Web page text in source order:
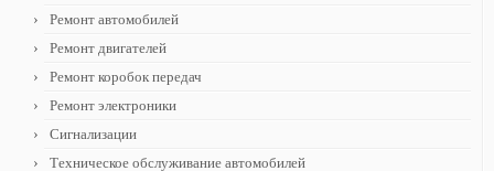
Ремонт автомобилей
Ремонт двигателей
Ремонт коробок передач
Ремонт электроники
Сигнализации
Техническое обслуживание автомобилей